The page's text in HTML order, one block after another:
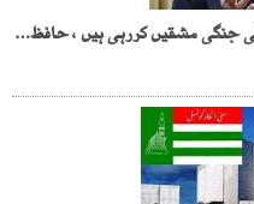
قومی انتخابات ،پی پی ،ایم کیوایم بیانات کی جنگی مشقیں کررہی ہیں ، حافظ نعیم الرحمن